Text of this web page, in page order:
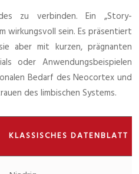
zu verbinden. Ein „Story-
wirkungsvoll sein. Es präsentiert
aber mit kurzen, prägnanten
oder Anwendungsbeispielen
Bedarf des Neocortex und
des limbischen Systems.
KLASSISCHES DATENBLATT